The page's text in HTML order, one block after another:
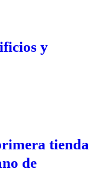
y
tienda
de